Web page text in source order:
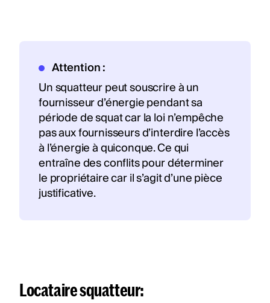
Attention :
Un squatteur peut souscrire à un
fournisseur d’énergie pendant sa
période de squat car la loi n’empêche
pas aux fournisseurs d’interdire l’accès
à l’énergie à quiconque. Ce qui
entraîne des conflits pour déterminer
le propriétaire car il s’agit d’une pièce
justificative.
Locataire squatteur: